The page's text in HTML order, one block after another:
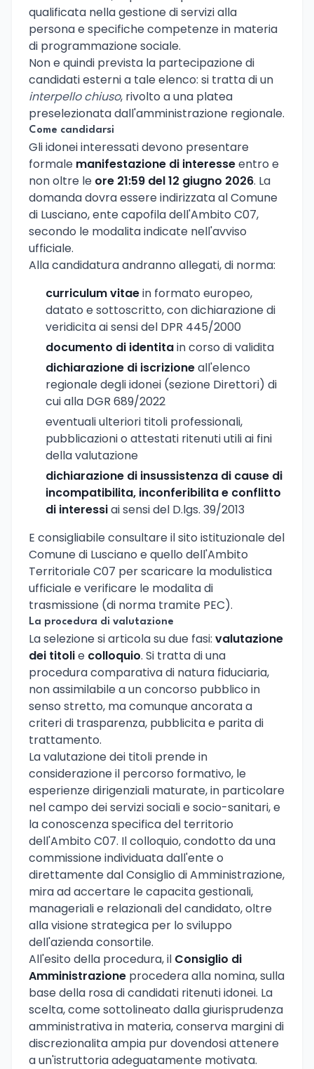
qualificata nella gestione di servizi alla
persona e specifiche competenze in materia
di programmazione sociale.
Non e quindi prevista la partecipazione di
candidati esterni a tale elenco: si tratta di un
interpello chiuso, rivolto a una platea
preselezionata dall'amministrazione regionale.
Come candidarsi
Gli idonei interessati devono presentare
formale manifestazione di interesseentro e
non oltre le ore 21:59 del 12 giugno 2026. La
domanda dovra essere indirizzata al Comune
di Lusciano, ente capofila dell'Ambito C07,
secondo le modalita indicate nell'avviso
ufficiale.
Alla candidatura andranno allegati, di norma:
curriculum vitaein formato europeo,
datato e sottoscritto, con dichiarazione di
veridicita ai sensi del DPR 445/2000
documento di identitain corso di validita
dichiarazione di iscrizioneall'elenco
regionale degli idonei (sezione Direttori) di
cui alla DGR 689/2022
eventuali ulteriori titoli professionali,
pubblicazioni o attestati ritenuti utili ai fini
della valutazione
dichiarazione di insussistenza di cause di
incompatibilita, inconferibilita e conflitto
di interessiai sensi del D.lgs. 39/2013
E consigliabile consultare il sito istituzionale del
Comune di Lusciano e quello dell'Ambito
Territoriale C07 per scaricare la modulistica
ufficiale e verificare le modalita di
trasmissione (di norma tramite PEC).
La procedura di valutazione
La selezione si articola su due fasi: valutazione
dei titolie colloquio. Si tratta di una
procedura comparativa di natura fiduciaria,
non assimilabile a un concorso pubblico in
senso stretto, ma comunque ancorata a
criteri di trasparenza, pubblicita e parita di
trattamento.
La valutazione dei titoli prende in
considerazione il percorso formativo, le
esperienze dirigenziali maturate, in particolare
nel campo dei servizi sociali e socio-sanitari, e
la conoscenza specifica del territorio
dell'Ambito C07. Il colloquio, condotto da una
commissione individuata dall'ente o
direttamente dal Consiglio di Amministrazione,
mira ad accertare le capacita gestionali,
manageriali e relazionali del candidato, oltre
alla visione strategica per lo sviluppo
dell'azienda consortile.
All'esito della procedura, il Consiglio di
Amministrazione procedera alla nomina, sulla
base della rosa di candidati ritenuti idonei. La
scelta, come sottolineato dalla giurisprudenza
amministrativa in materia, conserva margini di
discrezionalita ampia pur dovendosi attenere
a un'istruttoria adeguatamente motivata.